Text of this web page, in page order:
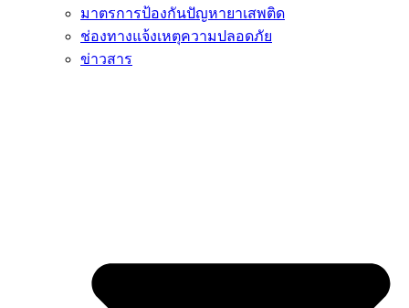
มาตรการป้องกันปัญหายาเสพติด
ช่องทางแจ้งเหตุความปลอดภัย
ข่าวสาร